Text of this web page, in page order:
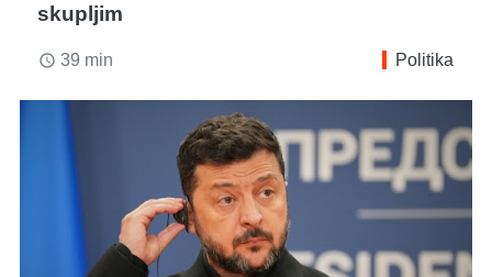
skupljim
access_time 39 min Politika